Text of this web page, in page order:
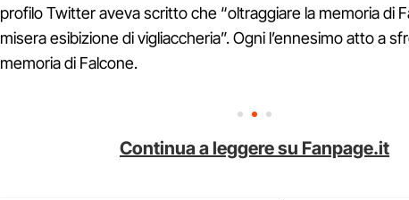
profilo Twitter aveva scritto che “oltraggiare la memoria di
misera esibizione di vigliaccheria”. Ogni l’ennesimo atto a
memoria di Falcone.
Continua a leggere su Fanpage.it